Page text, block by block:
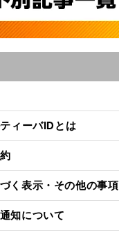
ィーバIDとは
く表示・その他の事項
知について